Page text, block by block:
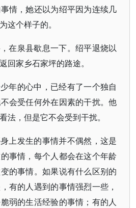
情，她还以为绍平因为连续几
这个样子的。
在泉县歇息一下。绍平退烧以
回家乡石家坪的路途。
年的心中，已经有了一个独自
会受任何外在因素的干扰。他
法，但是它不会受到干扰。
上发生的事情并不偶然，这是
事情，每个人都会在这个年龄
的事情。如果说有什么区别的
有的人遇到的事情强烈一些，
弱的生活经验的事情；有的人